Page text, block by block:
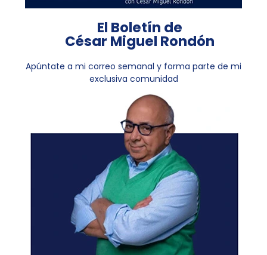
El Boletín de
César Miguel Rondón
Apúntate a mi correo semanal y forma parte de mi
exclusiva comunidad